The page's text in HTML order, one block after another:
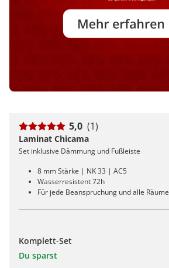
5,0 (1)
Laminat Chicama
Set inklusive Dämmung und Fußleiste
8 mm Stärke | NK 33 | AC5
Wasserresistent 72h
Für jede Beanspruchung und alle Räume
Komplett-Set
Du sparst